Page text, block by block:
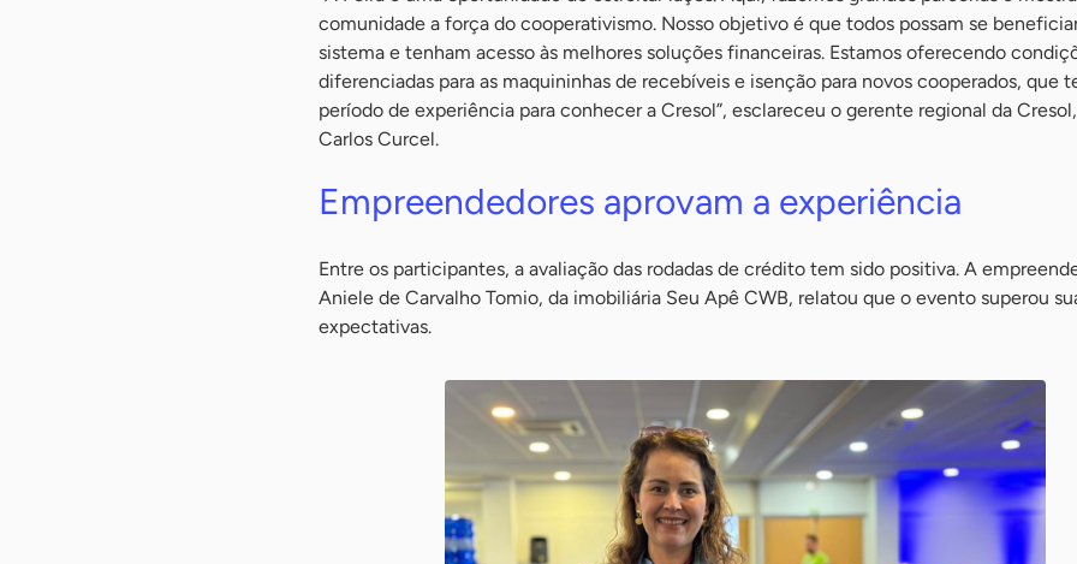
comunidade a força do cooperativismo. Nosso objetivo é que todos possam se
sistema e tenham acesso às melhores soluções financeiras. Estamos oferecendo
diferenciadas para as maquininhas de recebíveis e isenção para novos cooperados, que
período de experiência para conhecer a Cresol”, esclareceu o gerente regional da
Carlos Curcel.
Empreendedores aprovam a experiência
Entre os participantes, a avaliação das rodadas de crédito tem sido positiva. A
Aniele de Carvalho Tomio, da imobiliária Seu Apê CWB, relatou que o evento superou
expectativas.